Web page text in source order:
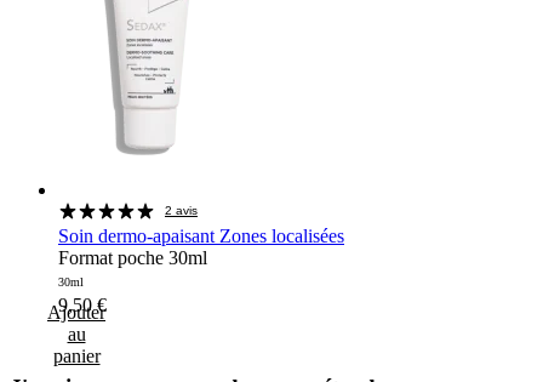
2 avis
Soin dermo-apaisant Zones localisées
Format poche 30ml
30ml
9,50€
Ajouter
au
panier